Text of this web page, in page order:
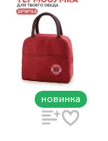
новинка